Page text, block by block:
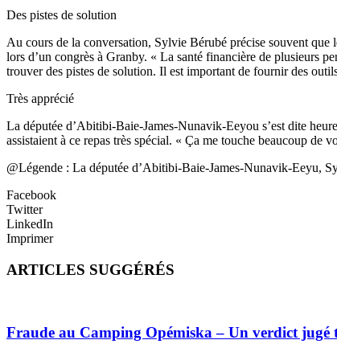
Des pistes de solution
Au cours de la conversation, Sylvie Bérubé précise souvent
lors d’un congrès à Granby. « La santé financière de plusieurs
trouver des pistes de solution. Il est important de fournir des
Très apprécié
La députée d’Abitibi-Baie-James-Nunavik-Eeyou s’est dite
assistaient à ce repas très spécial. « Ça me touche beaucoup de
@Légende : La députée d’Abitibi-Baie-James-Nunavik-Eeyu,
Facebook
Twitter
LinkedIn
Imprimer
ARTICLES SUGGÉRÉS
Fraude au Camping Opémiska – Un verdict jugé